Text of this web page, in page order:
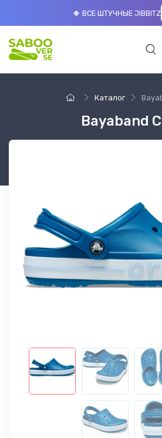
🍀 ВСЕ ШТУЧНЫЕ JIBBITZ
Каталог
Bayaband